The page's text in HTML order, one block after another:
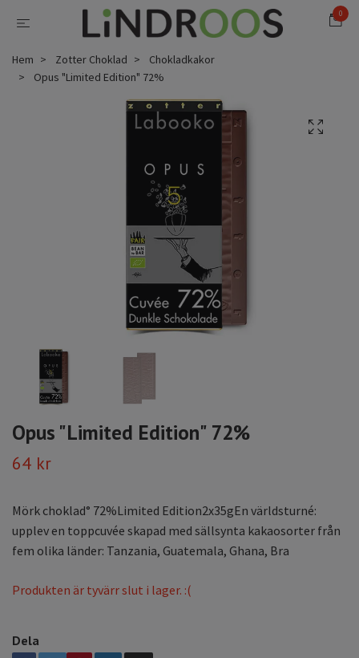
0
Hem Zotter Choklad
Chokladkakor
Opus "Limited Edition" 72%
Opus "Limited Edition" 72%
64 kr
Mörk choklad° 72%Limited Edition2x35gEn världsturné:
upplev en toppcuvée skapad med sällsynta kakaosorter från
fem olika länder: Tanzania, Guatemala, Ghana, Bra
Produkten är tyvärr slut i lager. :(
Dela